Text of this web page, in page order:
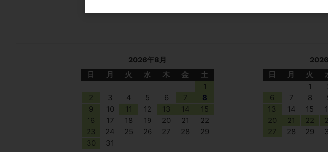
2026年8月
日
月 火 水 木 金
土
1
2
3 4 5 6 7
8
9
10 11 12 13 14
15
16
17 18 19 20 21
22
23
24 25 26 27 28
29
30
31
日
月 火
1
6
7 8
13
14 15
20
21 22
27
28 29